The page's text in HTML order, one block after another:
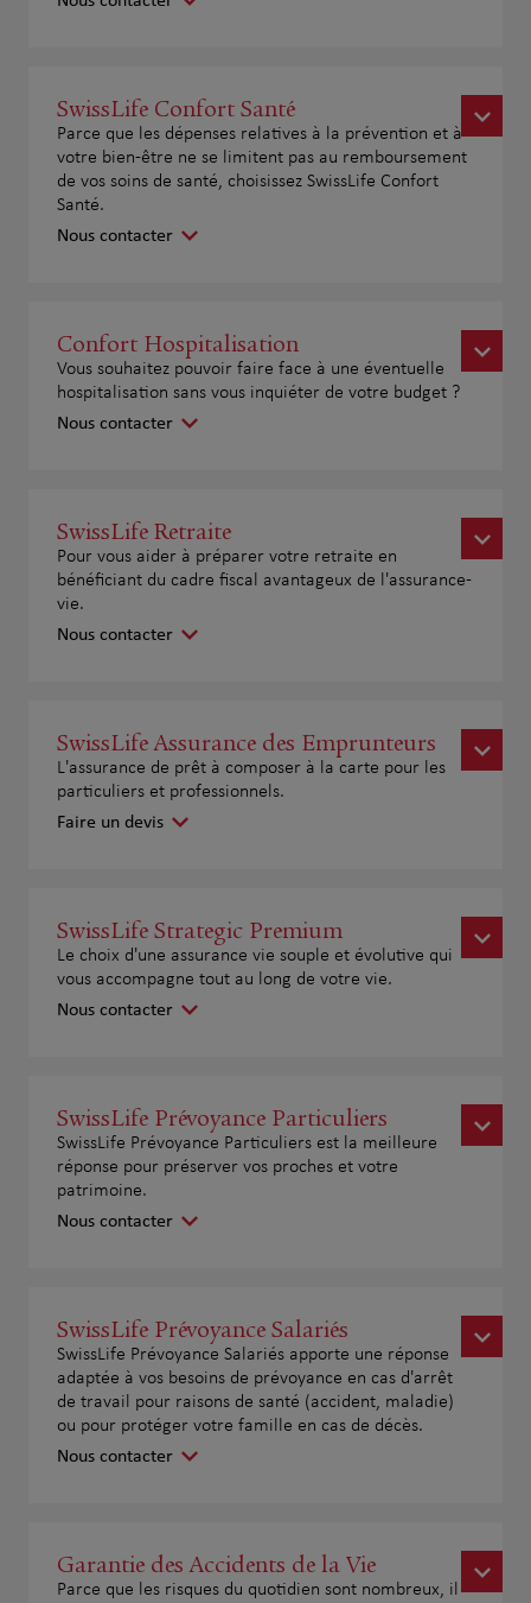
SwissLife Confort Santé
Parce que les dépenses relatives à la prévention et à
votre bien-être ne se limitent pas au remboursement
de vos soins de santé, choisissez SwissLife Confort
Santé.
Nous contacter
Confort Hospitalisation
Vous souhaitez pouvoir faire face à une éventuelle
hospitalisation sans vous inquiéter de votre budget ?
Nous contacter
SwissLife Retraite
Pour vous aider à préparer votre retraite en
bénéficiant du cadre fiscal avantageux de l'assurance-
vie.
Nous contacter
SwissLife Assurance des Emprunteurs
L'assurance de prêt à composer à la carte pour les
particuliers et professionnels.
Faire un devis
SwissLife Strategic Premium
Le choix d'une assurance vie souple et évolutive qui
vous accompagne tout au long de votre vie.
Nous contacter
SwissLife Prévoyance Particuliers
SwissLife Prévoyance Particuliers est la meilleure
réponse pour préserver vos proches et votre
patrimoine.
Nous contacter
SwissLife Prévoyance Salariés
SwissLife Prévoyance Salariés apporte une réponse
adaptée à vos besoins de prévoyance en cas d'arrêt
de travail pour raisons de santé (accident, maladie)
ou pour protéger votre famille en cas de décès.
Nous contacter
Garantie des Accidents de la Vie
Parce que les risques du quotidien sont nombreux, il